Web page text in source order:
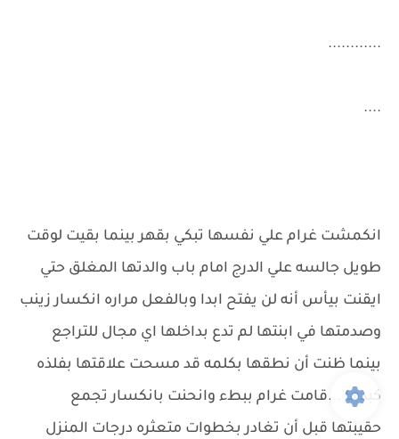
............
....
انكمشت غرام علي نفسها تبكي بقهر بينما بقيت لوقت
طويل جالسه علي الدرج امام باب والدتها المغلق حتي
ايقنت بيأس أنه لن يفتح ابدا وبالفعل مراره انكسار زينب
وصدمتها في ابنتها لم تدع بداخلها اي مجال للتراجع
بينما ظنت أن نطقها بكلمه قد مسحت علاقتها بفلذه
كبدها ...قامت غرام ببطء وانحنت بانكسار تجمع
حقيبتها قبل أن تغادر بخطوات متعثره درجات المنزل